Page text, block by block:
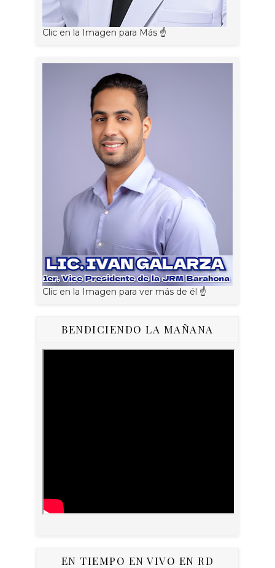
Clic en la Imagen para Más ☝
Clic en la Imagen para ver más de él ☝
BENDICIENDO LA MAÑANA
EN TIEMPO EN VIVO EN RD